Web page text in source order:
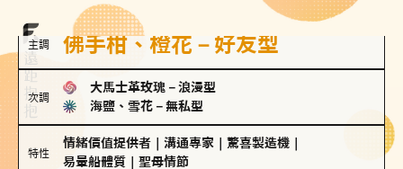
主調 佛手柑、橙花－好友型
次調
大馬士革玫瑰 － 浪漫型
海鹽、雪花 － 無私型
特性
情緒價值提供者 溝通專家 驚喜製造機
易暈船體質
聖母情節